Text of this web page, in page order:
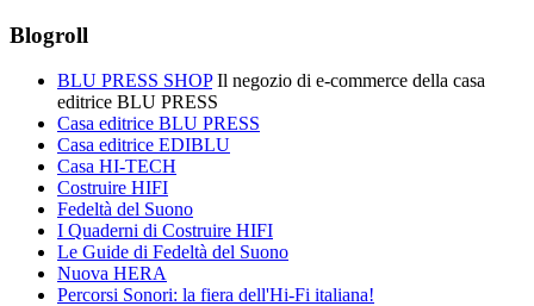
Blogroll
BLU PRESS SHOPIl negozio di e-commerce della casa
editrice BLU PRESS
Casa editrice BLU PRESS
Casa editrice EDIBLU
Casa HI-TECH
Costruire HIFI
Fedeltà del Suono
I Quaderni di Costruire HIFI
Le Guide di Fedeltà del Suono
Nuova HERA
Percorsi Sonori: la fiera dell'Hi-Fi italiana!